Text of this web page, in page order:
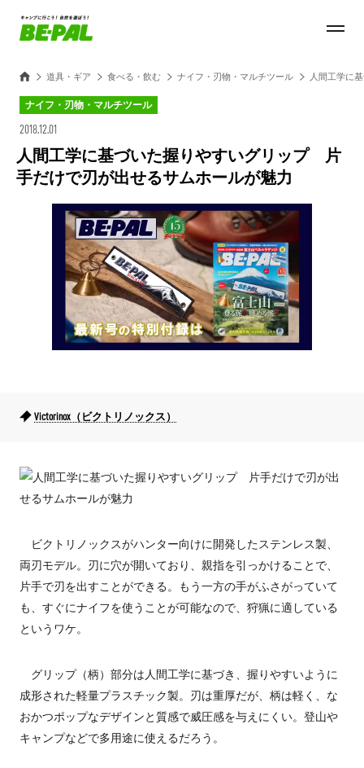
道具・ギア 食べる・飲む ナイフ・刃物・マルチツール 人間工学に
ナイフ・刃物・マルチツール
2018.12.01
人間工学に基づいた握りやすいグリップ 片
手だけで刃が出せるサムホールが魅力
Victorinox（ビクトリノックス）
ビクトリノックスがハンター向けに開発したステンレス製、
両刃モデル。刃に穴が開いており、親指を引っかけることで、
片手で刃を出すことができる。もう一方の手がふさがっていて
も、すぐにナイフを使うことが可能なので、狩猟に適している
というワケ。
グリップ（柄）部分は人間工学に基づき、握りやすいように
成形された軽量プラスチック製。刃は重厚だが、柄は軽く、な
おかつポップなデザインと質感で威圧感を与えにくい。登山や
キャンプなどで多用途に使えるだろう。